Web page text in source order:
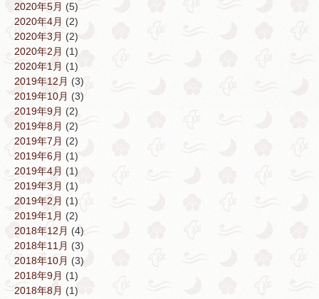
2020年5月 (5)
2020年4月 (2)
2020年3月 (2)
2020年2月 (1)
2020年1月 (1)
2019年12月 (3)
2019年10月 (3)
2019年9月 (2)
2019年8月 (2)
2019年7月 (2)
2019年6月 (1)
2019年4月 (1)
2019年3月 (1)
2019年2月 (1)
2019年1月 (2)
2018年12月 (4)
2018年11月 (3)
2018年10月 (3)
2018年9月 (1)
2018年8月 (1)